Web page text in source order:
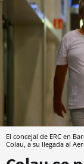
El concejal de ERC en
Colau, a su llegada al